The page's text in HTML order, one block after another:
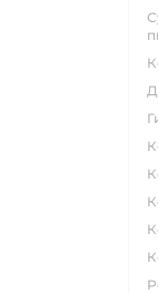
сухой корм для чувствительного